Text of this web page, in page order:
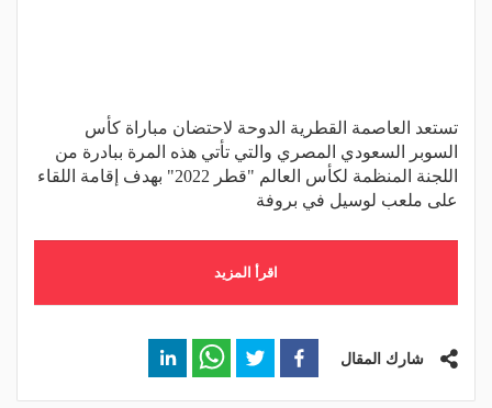
تستعد العاصمة القطرية الدوحة لاحتضان مباراة كأس
السوبر السعودي المصري والتي تأتي هذه المرة ببادرة من
اللجنة المنظمة لكأس العالم "قطر 2022" بهدف إقامة اللقاء
على ملعب لوسيل في بروفة
اقرأ المزيد
شارك المقال